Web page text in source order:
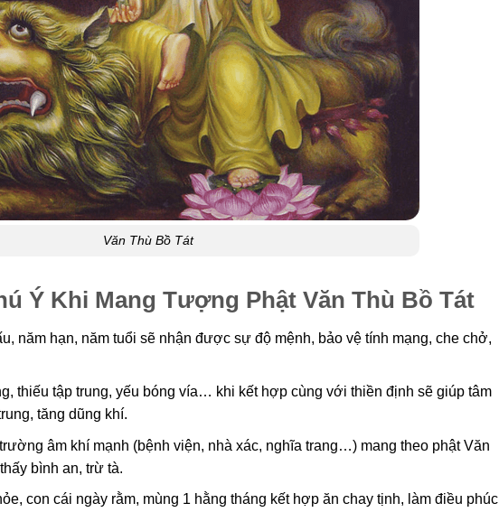
Văn Thù Bồ Tát
Ý Khi Mang Tượng Phật Văn Thù Bồ Tát
năm hạn, năm tuổi sẽ nhận được sự độ mệnh, bảo vệ tính mạng, che chở,
thiếu tập trung, yếu bóng vía… khi kết hợp cùng với thiền định sẽ giúp tâm
tăng dũng khí.
âm khí mạnh (bệnh viện, nhà xác, nghĩa trang…) mang theo phật Văn
bình an, trừ tà.
con cái ngày rằm, mùng 1 hằng tháng kết hợp ăn chay tịnh, làm điều phúc